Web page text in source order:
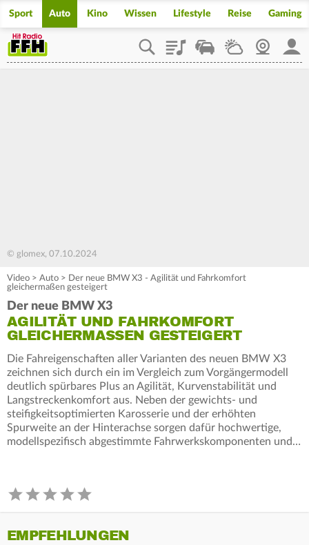
Sport Auto Kino Wissen Lifestyle Reise Gaming
PlaylistStaupilotWetterWebcam
© glomex, 07.10.2024
Video > Auto > Der neue BMW X3 - Agilität und Fahrkomfort
gleichermaßen gesteigert
Der neue BMW X3
AGILITÄT UND FAHRKOMFORT
GLEICHERMASSEN GESTEIGERT
Die Fahreigenschaften aller Varianten des neuen BMW X3
zeichnen sich durch ein im Vergleich zum Vorgängermodell
deutlich spürbares Plus an Agilität, Kurvenstabilität und
Langstreckenkomfort aus. Neben der gewichts- und
steifigkeitsoptimierten Karosserie und der erhöhten
Spurweite an der Hinterachse sorgen dafür hochwertige,
modellspezifisch abgestimmte Fahrwerkskomponenten und…
EMPFEHLUNGEN